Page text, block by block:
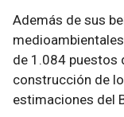
Además de sus
de 1.084 puestos
construcción de
estimaciones del